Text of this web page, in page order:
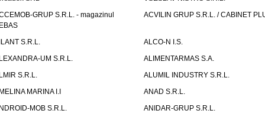
GRUP S.R.L. - magazinul
ACVILIN GRUP S.R.L. / CABINET
S.R.L.
ALCO-N I.S.
UM S.R.L.
ALIMENTARMAS S.A.
S.R.L.
ALUMIL INDUSTRY S.R.L.
MARINA I.I
ANAD S.R.L.
MOB S.R.L.
ANIDAR-GRUP S.R.L.